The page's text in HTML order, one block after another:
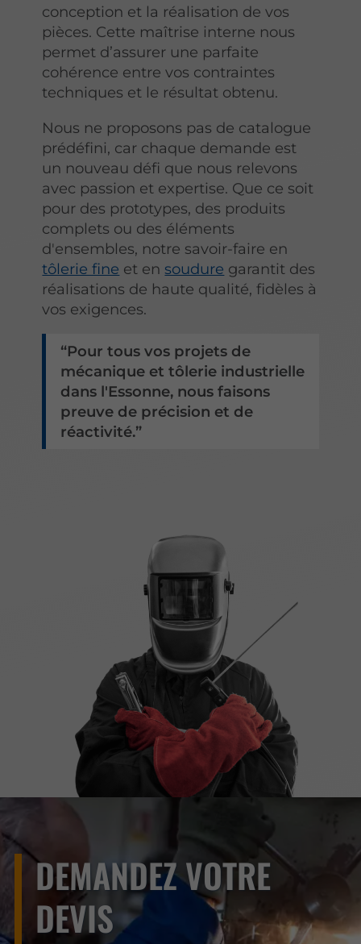
conception et la réalisation de vos
pièces. Cette maîtrise interne nous
permet d’assurer une parfaite
cohérence entre vos contraintes
techniques et le résultat obtenu.
Nous ne proposons pas de catalogue
prédéfini, car chaque demande est
un nouveau défi que nous relevons
avec passion et expertise. Que ce soit
pour des prototypes, des produits
complets ou des éléments
d'ensembles, notre savoir-faire en
tôlerie fine et ensoudure garantit des
réalisations de haute qualité, fidèles à
vos exigences.
Pour tous vos projets de
mécanique et tôlerie industrielle
dans l'Essonne, nous faisons
preuve de précision et de
réactivité.
DEMANDEZ VOTRE
DEVIS